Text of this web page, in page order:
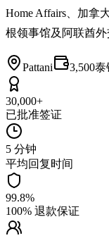
Home Affairs、加拿
根领事馆及阿联酋外
Pattani 3,500泰
30,000+
已批准签证
5 分钟
平均回复时间
99.8%
100% 退款保证